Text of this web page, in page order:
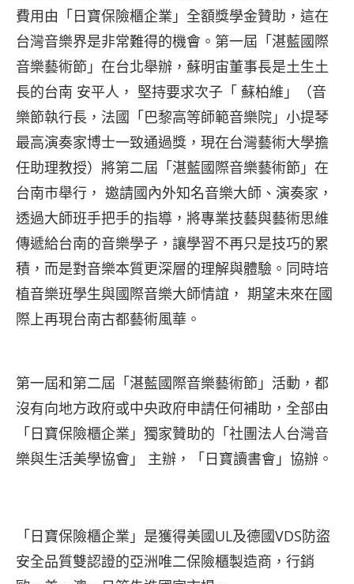
費用由「日寶保險櫃企業」全額獎學金贊助，這在
台灣音樂界是非常難得的機會。第一屆「湛藍國際
音樂藝術節」在台北舉辦，蘇明宙董事長是土生土
長的台南 安平人， 堅持要求次子「 蘇柏維」（音
樂節執行長，法國「巴黎高等師範音樂院」小提琴
最高演奏家博士一致通過獎，現在台灣藝術大學擔
任助理教授）將第二屆「湛藍國際音樂藝術節」在
台南市舉行， 邀請國內外知名音樂大師、演奏家，
透過大師班手把手的指導，將專業技藝與藝術思維
傳遞給台南的音樂學子，讓學習不再只是技巧的累
積，而是對音樂本質更深層的理解與體驗。同時培
植音樂班學生與國際音樂大師情誼， 期望未來在國
際上再現台南古都藝術風華。
第一屆和第二屆「湛藍國際音樂藝術節」活動，都
沒有向地方政府或中央政府申請任何補助，全部由
「日寶保險櫃企業」獨家贊助的「社團法人台灣音
樂與生活美學協會」 主辦，「日寶讀書會」協辦。
「日寶保險櫃企業」是獲得美國UL及德國VDS防盜
安全品質雙認證的亞洲唯二保險櫃製造商，行銷